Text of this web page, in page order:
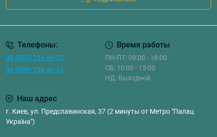
Телефоны:
38 (097) 751-60-37
38 (099) 298-46-42
Время работы
ПН-ПТ: 09:00 - 18:00
СБ: 10:00 - 15:00
НД: Выходной
Наш адрес
г. Киев, ул. Предславинская, 37 (2 минуты от Метро "Палац
Україна")